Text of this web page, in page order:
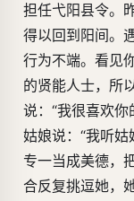
担任弋阳县令。
得以回到阳间。
行为不端。看见
的贤能人士，所
说：“我很喜欢
姑娘说：“我听
专一当成美德，
合反复挑逗她，